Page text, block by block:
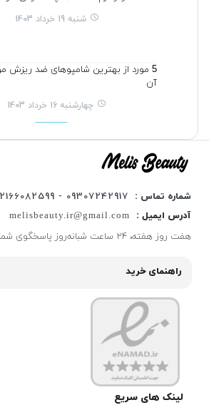
شنبه 19 خرداد 1403
5 مورد از بهترین شامپوهای ضد
آن
چهارشنبه 16 خرداد 1403
شماره تماس :
09307242917 - 02166082599
آدرس ایمیل :
melisbeauty.ir@gmail.com
هفت روز هفته، ۲۴ ساعت شبانه‌روز پاسخگوی شما هستیم.
راهنمای خرید
لینک های سریع